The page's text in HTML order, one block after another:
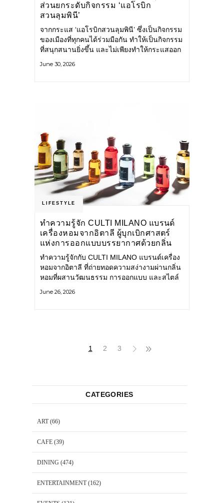
ส่วนยกระดับกิจกรรม ‘แอโรบิก
สวนลุมพินี’
จากกระแส ‘แอโรบิกสวนลุมพินี’ ซึ่งเป็นกิจกรรม
ของเมืองที่ทุกคนได้ร่วมมือกัน ทำให้เป็นกิจกรรม
ที่สนุกสนานยิ่งขึ้น และไม่เพียงทำให้กระแสออก
กระจายไปยังหลายพื้นที่ของประเทศที่อยากออก
June 30, 2026
LIFESTYLE
ทำความรู้จัก CULTI MILANO แบรนด์
เครื่องหอมจากอิตาลี ผู้บุกเบิกศาสตร์
แห่งการออกแบบบรรยากาศด้วยกลิ่น
หอม ผสานสไตล์อันโดดเด่นอย่างลงตัว
ทำความรู้จักกับ CULTI MILANO แบรนด์เครื่อง
หอมจากอิตาลี ที่ถ่ายทอดความสง่างามผ่านกลิ่น
หอมที่ผสานวัฒนธรรม การออกแบบ และสไตล์
แบรนด์เครื่องหอมระดับลักชัวรีดีไซน์เอกลักษณ์
June 26, 2026
1 2 3
CATEGORIES
ART(66)
CAFE (39)
DINING (474)
ENTERTAINMENT(162)